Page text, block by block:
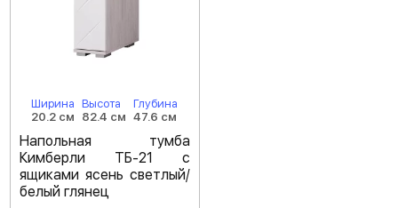
Ширина
20.2 см
Высота
82.4 см
Глубина
47.6 см
Напольная тумба
Кимберли ТБ-21 с
ящиками ясень светлый/
белый глянец